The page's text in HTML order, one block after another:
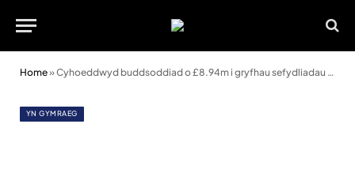
Home»Cyhoeddwyd buddsoddiad o £8.94m i gryfhau sefydliadau diwylliannol Cymru
YN GYMRAEG